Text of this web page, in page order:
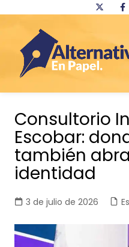
contenido
Consultorio
Escobar:
también
identidad
3 de julio de 2026